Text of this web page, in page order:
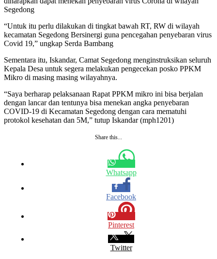
Segedong
“Untuk itu perlu dilakukan di tingkat bawah RT, RW di wilayah
kecamatan Segedong Bersinergi guna pencegahan penyebaran virus
Covid 19,” ungkap Serda Bambang
Sementara itu, Iskandar, Camat Segedong menginstruksikan seluruh
Kepala Desa untuk segera melakukan pengecekan posko PPKM
Mikro di masing masing wilayahnya.
“Saya berharap pelaksanaan Rapat PPKM mikro ini bisa berjalan
dengan lancar dan tentunya bisa menekan angka penyebaran
COVID-19 di Kecamatan Segedong dengan cara mematuhi
protokol kesehatan dan 5M,” tutup Iskandar (mph1201)
Share this...
Whatsapp
Facebook
Pinterest
Twitter